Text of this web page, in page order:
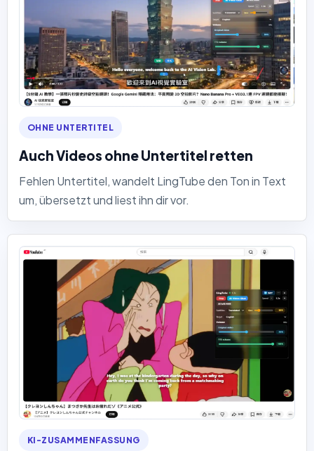
OHNE UNTERTITEL
Auch Videos ohne Untertitel retten
Fehlen Untertitel, wandelt LingTube den Ton in Text
um, übersetzt und liest ihn dir vor.
KI-ZUSAMMENFASSUNG